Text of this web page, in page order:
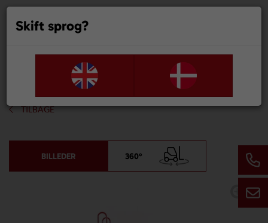
TILBAGE
BILLEDER 360°

Skift sprog?